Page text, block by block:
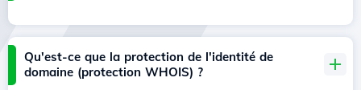
Qu'est-ce que la protection de l'identité de
domaine (protection WHOIS) ?